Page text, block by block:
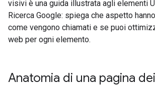
visivi è una guida illustrata agli elementi
Ricerca Google: spiega che aspetto
come vengono chiamati e se puoi
web per ogni elemento.
Anatomia di una pagina